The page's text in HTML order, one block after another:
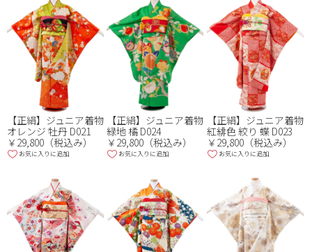
【正絹】ジュニア着物
オレンジ 牡丹 D021
￥29,800（税込み）
お気に入りに追加
【正絹】ジュニア着物
緑地 橘 D024
￥29,800（税込み）
お気に入りに追加
【正絹】ジュニア着物
紅緋色 絞り 蝶 D023
￥29,800（税込み）
お気に入りに追加